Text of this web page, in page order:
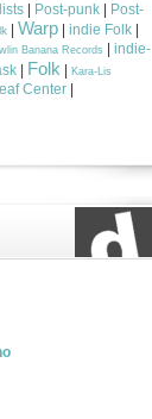
Post-punk
Post-
Warp indie Folk
Banana Records
indie-
Folk
Kara-Lis
Center